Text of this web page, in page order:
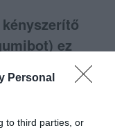
Personal
to third parties, or
kényszerítő
ez
alatt) egyelőre